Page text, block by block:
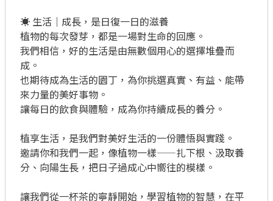
☀️ 生活｜成長，是日復一日的滋養
植物的每次發芽，都是一場對生命的回應。
我們相信，好的生活是由無數個用心的選擇堆疊而
成。
也期待成為生活的園丁，為你挑選真實、有益、能帶
來力量的美好事物。
讓每日的飲食與體驗，成為你持續成長的養分。
植享生活，是我們對美好生活的一份體悟與實踐。
邀請你和我們一起，像植物一樣——扎下根、汲取養
分、向陽生長，把日子過成心中嚮往的模樣。
讓我們從一杯茶的寧靜開始，學習植物的智慧，在平